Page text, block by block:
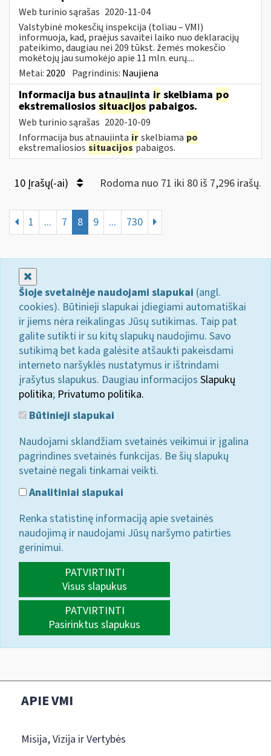
Web turinio sąrašas 2020-11-04
Valstybinė mokesčių inspekcija (toliau – VMI)
informuoja, kad, praėjus savaitei laiko nuo deklaracijų
pateikimo, daugiau nei 209 tūkst. žemės mokesčio
mokėtojų jau sumokėjo apie 11 mln. eurų....
Metai: 2020 Pagrindinis: Naujiena
Informacija bus atnaujinta ir skelbiama po
ekstremaliosios situacijos pabaigos.
Web turinio sąrašas 2020-10-09
Informacija bus atnaujinta irskelbiama po
ekstremaliosios situacijospabaigos.
10 Įrašų(-ai) Rodoma nuo 71 iki 80 iš 7,296 irašų.
1 ... 7 8 9 ... 730
Šioje svetainėje naudojami slapukai (angl.
cookies). Būtinieji slapukai įdiegiami automatiškai
ir jiems nėra reikalingas Jūsų sutikimas. Taip pat
galite sutikti ir su kitų slapukų naudojimu. Savo
sutikimą bet kada galėsite atšaukti pakeisdami
interneto naršyklės nustatymus ir ištrindami
įrašytus slapukus. Daugiau informacijos Slapukų
politika; Privatumo politika.
Būtinieji slapukai
Naudojami sklandžiam svetainės veikimui ir įgalina
pagrindines svetainės funkcijas. Be šių slapukų
svetainė negali tinkamai veikti.
Analitiniai slapukai
Renka statistinę informaciją apie svetainės
naudojimą ir naudojami Jūsų naršymo patirties
gerinimui.
PATVIRTINTI
Visus slapukus
PATVIRTINTI
Pasirinktus slapukus
APIE VMI
Misija, Vizija ir Vertybės